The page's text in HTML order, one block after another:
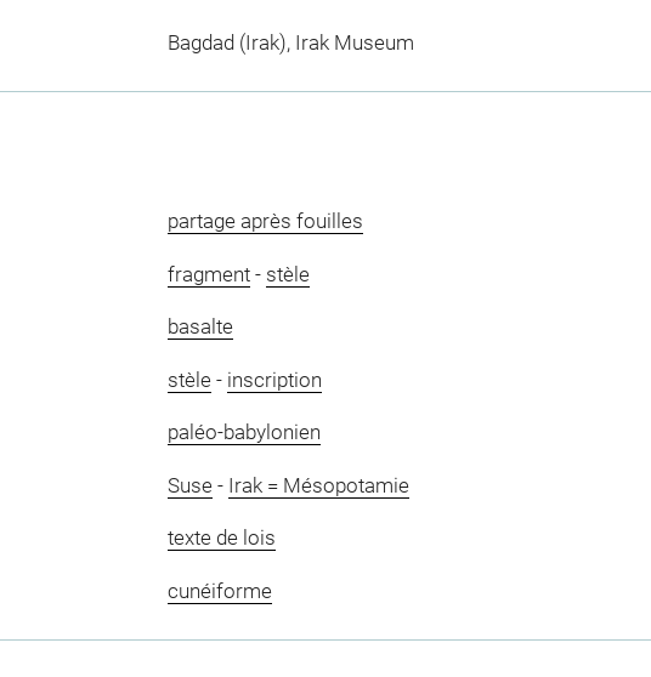
Bagdad (Irak), Irak Museum
partage après fouilles
fragment- stèle
basalte
stèle- inscription
paléo-babylonien
Suse- Irak = Mésopotamie
texte de lois
cunéiforme